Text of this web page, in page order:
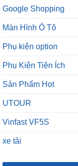
Google Shopping
Màn Hình Ô Tô
Phụ kiện option
Phụ Kiện Tiện Ích
Sản Phẩm Hot
UTOUR
Vinfast VF5S
xe tải